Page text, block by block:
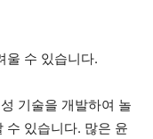
울 수 있습니다.
기술을 개발하여 놀
수 있습니다. 많은 윤